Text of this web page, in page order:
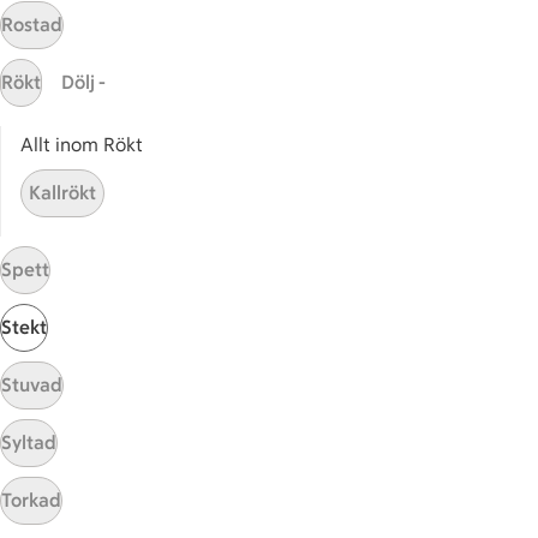
Utvalda leverantörer
Annonsera
Jobba på ICA
Hållbarhet
ICA Stiftelsen
En god morgondag
Kundservice
Reklamera
Återkallelser
Spärra eller beställ nytt ICA-kort
Behandling av personuppgifter
Hantera cookies
Rostad
Rökt Dölj -
Allt inom Rökt
Kallrökt
Spett
Stekt
Stuvad
Syltad
Torkad